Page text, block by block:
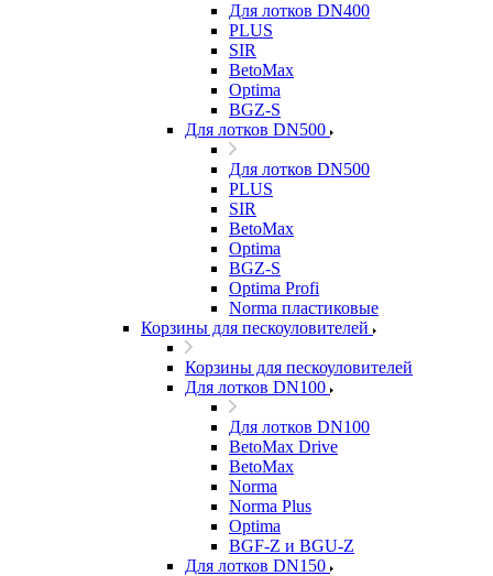
Для лотков DN400
PLUS
SIR
BetoMax
Optima
BGZ-S
Для лотков DN500
Для лотков DN500
PLUS
SIR
BetoMax
Optima
BGZ-S
Optima Profi
Norma пластиковые
Корзины для пескоуловителей
Корзины для пескоуловителей
Для лотков DN100
Для лотков DN100
BetoMax Drive
BetoMax
Norma
Norma Plus
Optima
BGF-Z и BGU-Z
Для лотков DN150